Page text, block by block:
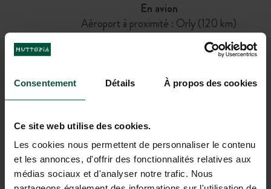
Consentement Détails À propos des cookies
Ce site web utilise des cookies.
Les cookies nous permettent de personnaliser le contenu
et les annonces, d'offrir des fonctionnalités relatives aux
médias sociaux et d'analyser notre trafic. Nous
En avion
Aéroport à proximité : Orly (120 km)
REJOIGNEZ NOTRE
COMMUNAUTÉ
offres promotionnelles d'Huttopia !